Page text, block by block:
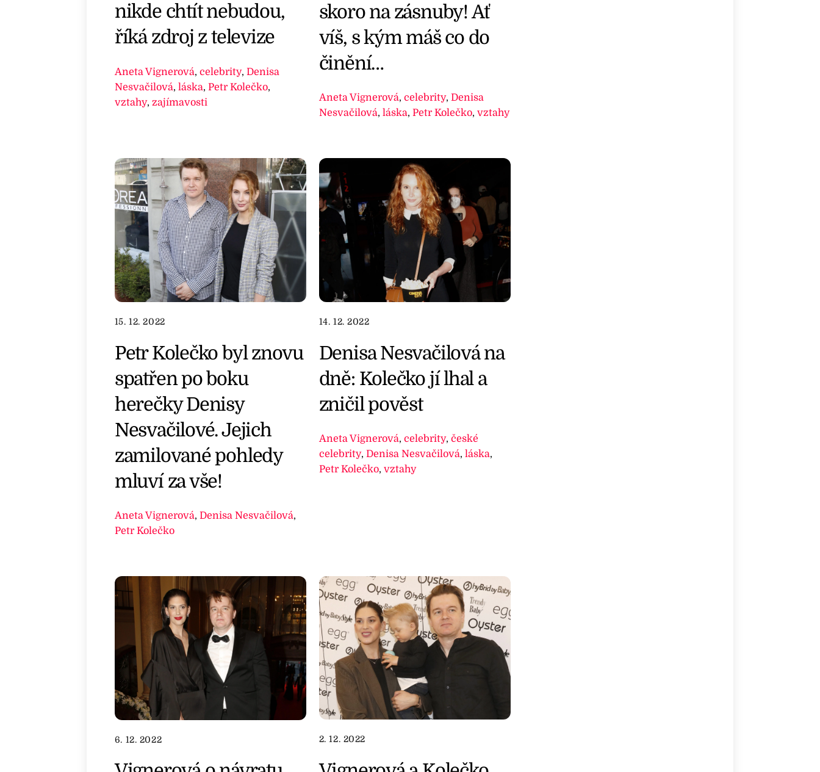
nikde chtít nebudou,
říká zdroj z televize
Aneta Vignerová, celebrity, Denisa
Nesvačilová, láska, Petr Kolečko,
vztahy, zajímavosti
skoro na zásnuby! Ať
víš, s kým máš co do
činění…
Aneta Vignerová, celebrity, Denisa
Nesvačilová, láska, Petr Kolečko, vztahy
15. 12. 2022
Petr Kolečko byl znovu
spatřen po boku
herečky Denisy
Nesvačilové. Jejich
zamilované pohledy
mluví za vše!
Aneta Vignerová, Denisa Nesvačilová,
Petr Kolečko
14. 12. 2022
Denisa Nesvačilová na
dně: Kolečko jí lhal a
zničil pověst
Aneta Vignerová, celebrity, české
celebrity, Denisa Nesvačilová, láska,
Petr Kolečko, vztahy
6. 12. 2022 2. 12. 2022